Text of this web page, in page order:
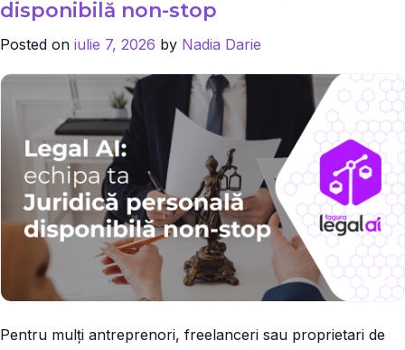
click
pentru
mici:
Cum
extinde
Fagura
accesul
la
capital
în
România
disponibilă non-stop
Posted on iulie 7, 2026 by Nadia Darie
Pentru mulți antreprenori, freelanceri sau proprietari de